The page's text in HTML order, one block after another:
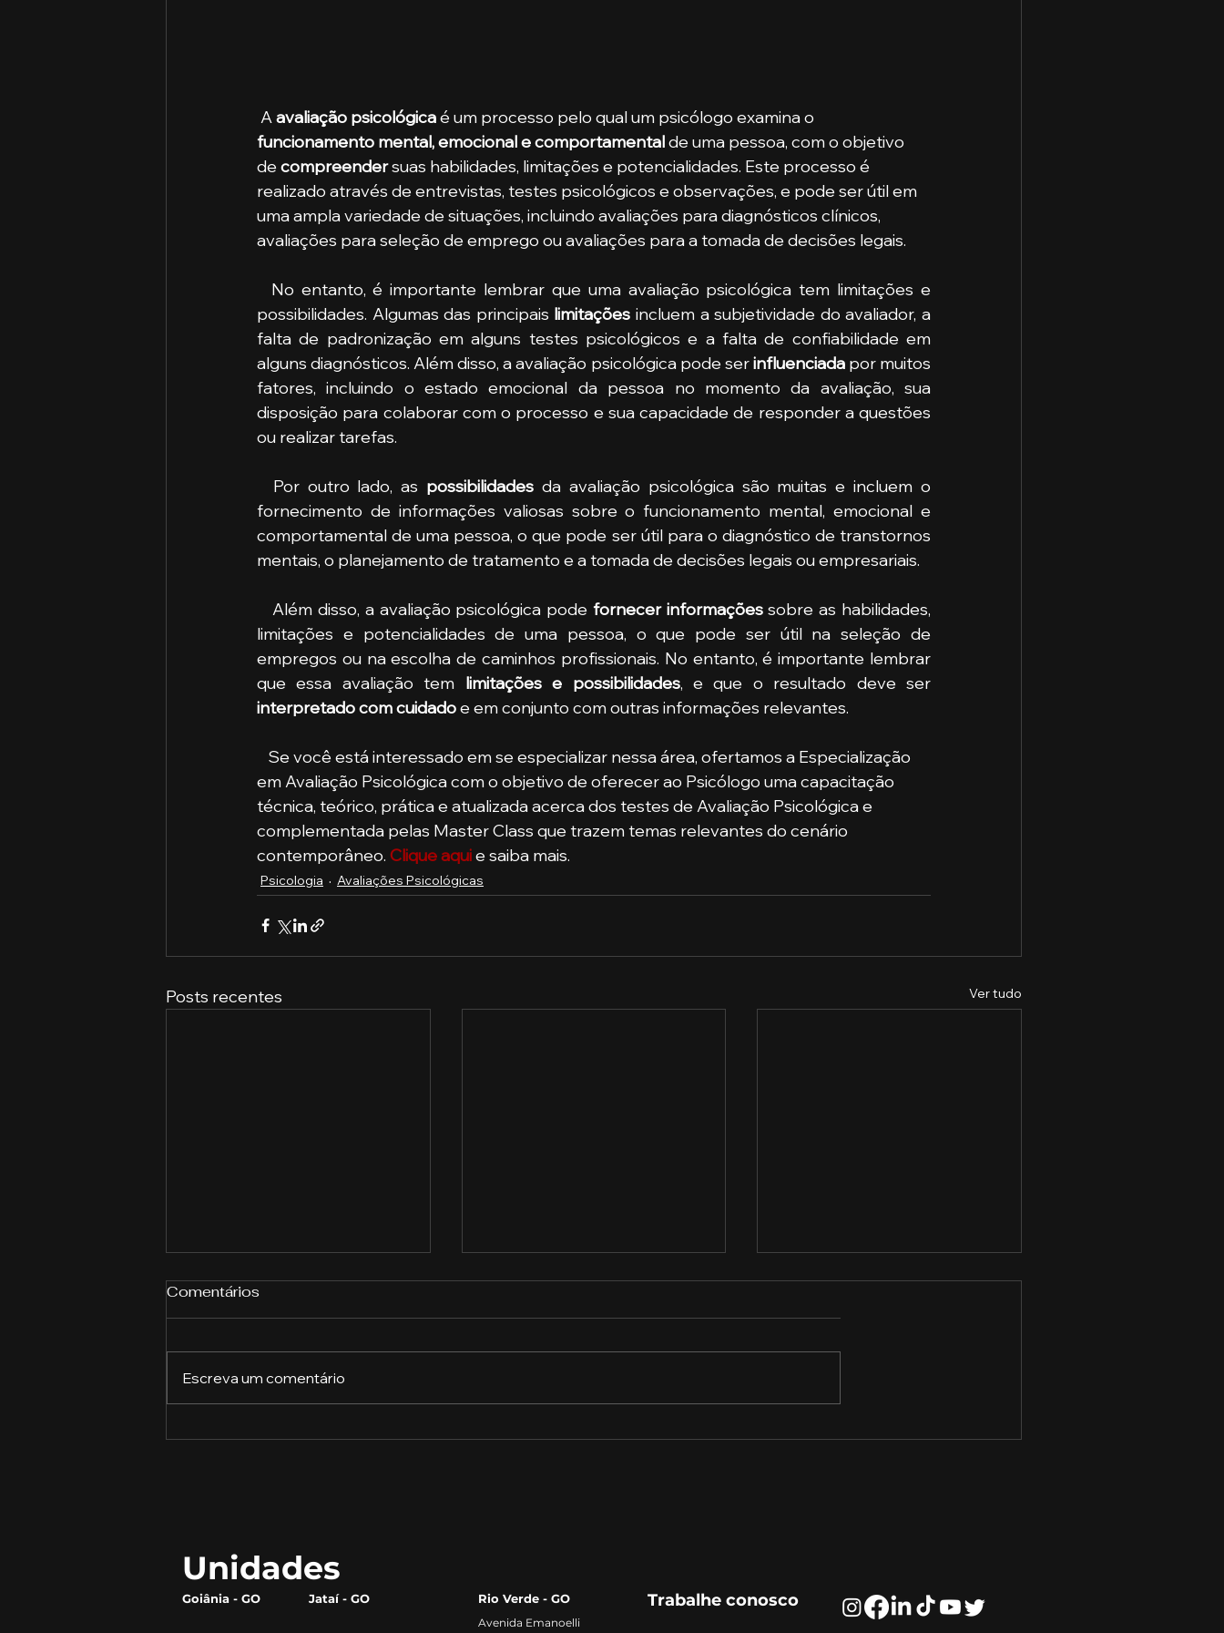
A avaliação psicológica é um processo pelo qual um psicólogo examina o
funcionamento mental, emocional e comportamental de uma pessoa, com o objetivo
de compreender suas habilidades, limitações e potencialidades. Este processo é
realizado através de entrevistas, testes psicológicos e observações, e pode ser útil em
uma ampla variedade de situações, incluindo avaliações para diagnósticos clínicos,
avaliações para seleção de emprego ou avaliações para a tomada de decisões legais.
possibilidades. Algumas das principais limitações incluem a subjetividade do avaliador, a
falta de padronização em alguns testes psicológicos e a falta de confiabilidade em
alguns diagnósticos. Além disso, a avaliação psicológica pode ser influenciada por muitos
fatores, incluindo o estado emocional da pessoa no momento da avaliação, sua
disposição para colaborar com o processo e sua capacidade de responder a questões
ou realizar tarefas.
  Por outro lado, as
possibilidades da avaliação psicológica são muitas e incluem o
fornecimento de informações valiosas sobre o funcionamento mental, emocional e
comportamental de uma pessoa, o que pode ser útil para o diagnóstico de transtornos
mentais, o planejamento de tratamento e a tomada de decisões legais ou empresariais.
   Além disso, a avaliação psicológica pode
fornecer informações sobre as habilidades,
limitações e potencialidades de uma pessoa, o que pode ser útil na seleção de
empregos ou na escolha de caminhos profissionais. No entanto, é importante lembrar
que essa avaliação tem limitações e possibilidades
interpretado com cuidado e em conjunto com outras informações relevantes.
em Avaliação Psicológica com o objetivo de oferecer ao Psicólogo uma capacitação
técnica, teórico, prática e atualizada acerca dos testes de Avaliação Psicológica e
complementada pelas Master Class que trazem temas relevantes do cenário
contemporâneo. Clique aqui e saiba mais.
Psicologia Avaliações Psicológicas
Posts recentes Ver tudo
Comentários
Escreva um comentário
Unidades
Goiânia - GO Jataí - GO Trabalhe conosco
Rio Verde - GO
Avenida Emanoelli